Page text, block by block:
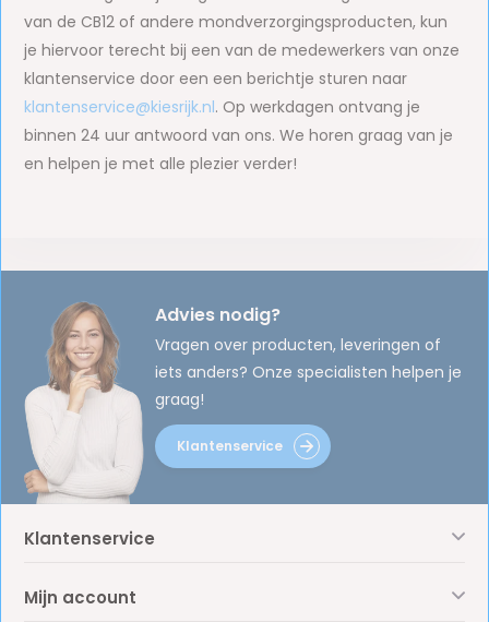
van de CB12 of andere mondverzorgingsproducten, kun
je hiervoor terecht bij een van de medewerkers van onze
klantenservice door een een berichtje sturen naar
klantenservice@kiesrijk.nl. Op werkdagen ontvang je
binnen 24 uur antwoord van ons. We horen graag van je
en helpen je met alle plezier verder!
Advies nodig?
Vragen over producten, leveringen of
iets anders? Onze specialisten helpen je
graag!
Klantenservice
Klantenservice
Mijn account